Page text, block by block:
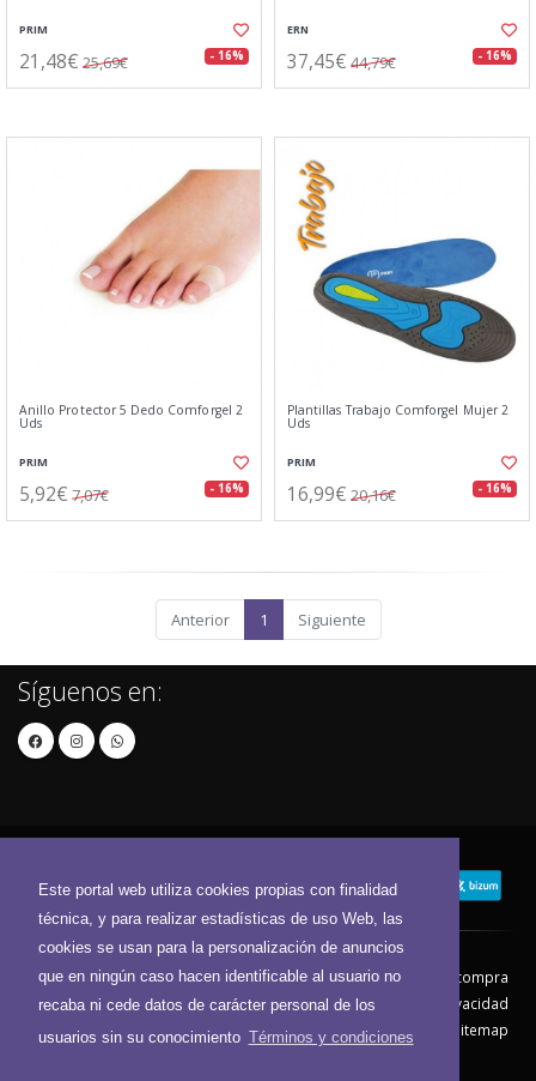
Este portal web utiliza cookies propias con finalidad
técnica, y para realizar estadísticas de uso Web, las
cookies se usan para la personalización de anuncios
que en ningún caso hacen identificable al usuario no
recaba ni cede datos de carácter personal de los
usuarios sin su conocimiento Términos y condiciones
PRIM
21,48€ 25,69€ - 16%
ERN
37,45€ 44,79€ - 16%
Anillo Protector 5 Dedo Comforgel 2
Uds
PRIM
5,92€ 7,07€ - 16%
Plantillas Trabajo Comforgel Mujer 2
Uds
PRIM
16,99€ 20,16€ - 16%
Anterior 1 Siguiente
Síguenos en:
Contacto Aviso Legal
Condiciones de compra
Política de envíos
Política de devolución
Política de Privacidad
Política de Cookies
Sitemap